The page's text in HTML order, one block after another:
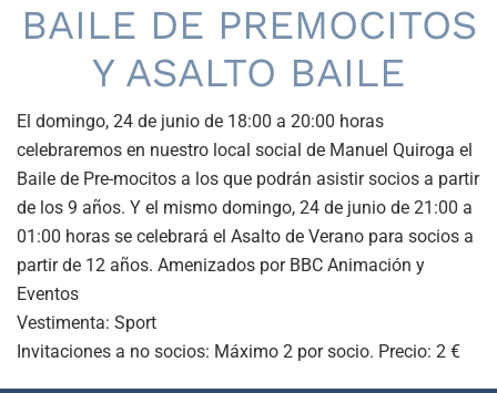
BAILE DE PREMOCITOS
Y ASALTO BAILE
El domingo, 24 de junio de 18:00 a 20:00 horas
celebraremos en nuestro local social de Manuel Quiroga el
Baile de Pre-mocitos a los que podrán asistir socios a partir
de los 9 años. Y el mismo domingo, 24 de junio de 21:00 a
01:00 horas se celebrará el Asalto de Verano para socios a
partir de 12 años. Amenizados por BBC Animación y
Eventos
Vestimenta: Sport
Invitaciones a no socios: Máximo 2 por socio. Precio: 2 €